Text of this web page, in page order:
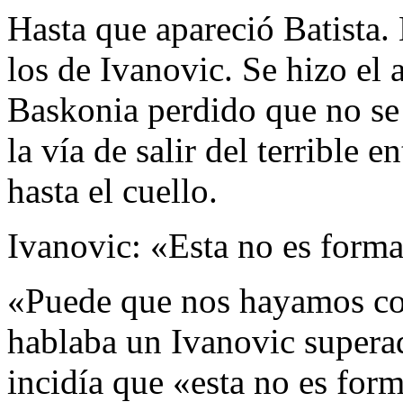
Hasta que apareció
los de Ivanovic. Se hizo el
Baskonia perdido que no
la vía de salir del terrible
hasta el cuello.
Ivanovic: «Esta no es
«Puede que nos hayamos
hablaba un Ivanovic
incidía que «esta no es